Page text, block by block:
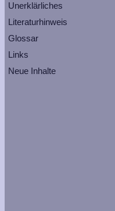
Unerklärliches
Literaturhinweis
Glossar
Links
Neue Inhalte